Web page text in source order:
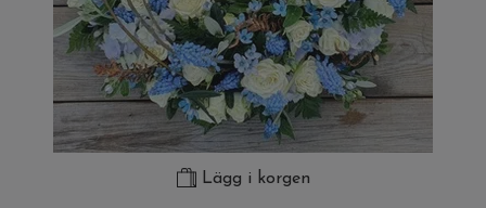
Lägg i korgen